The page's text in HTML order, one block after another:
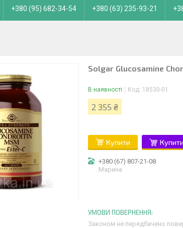
+380 (95) 682-34-54 +380 (63) 235-93-21
Solgar Glucosamine
В наявності Код: 18530-01
2 355 ₴
Купити
+380 (67) 807-21-08
Марина
Законом не передбачено